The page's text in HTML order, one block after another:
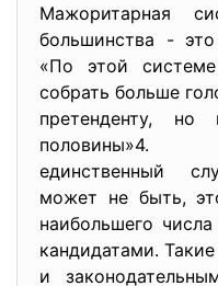
Мажоритарная
большинства -
«По этой
собрать больше
претенденту, но
половины»4.
единственный
может не быть,
наибольшего
кандидатами.
и